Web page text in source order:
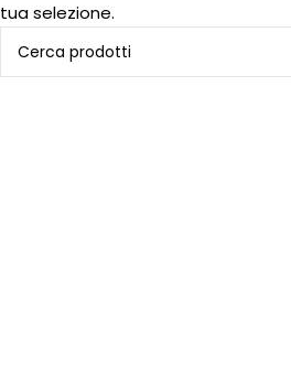
tua selezione.